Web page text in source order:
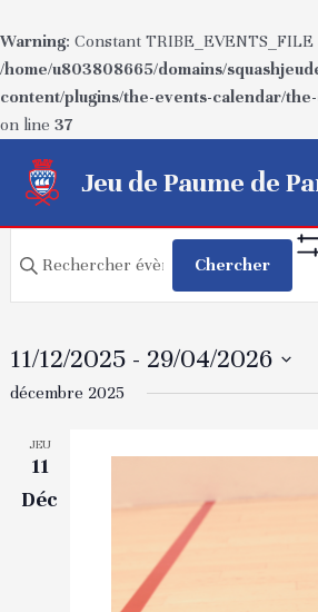
Warning: Constant
/home/u803808665/domains/
content/plugins/the-events-calendar/
on line 37
contenu
Jeu de Paume de
et
de
vues
Saisir
Évènements
par
clé.
Chercher
11/12/2025 - 29/04/2026
Sélectionnez
date.
décembre 2025
JEU
11
Déc